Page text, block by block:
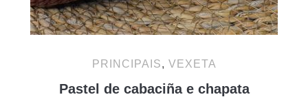
PRINCIPAIS, VEXETA
Pastel de cabaciña e chapata